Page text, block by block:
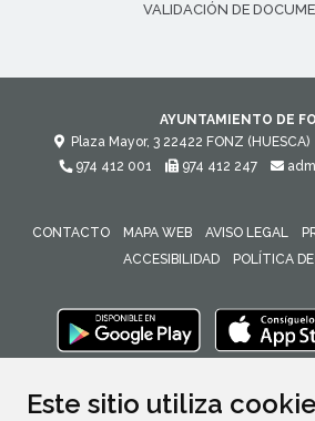
Este sitio utiliza
VALIDACIÓN DE
AYUNTAMIENTO DE
Plaza Mayor, 3 22422 FONZ (HUESCA)
974 412 001
974 412 247
CONTACTO MAPA WEB AVISO LEGAL
ACCESIBILIDAD
POLÍTICA